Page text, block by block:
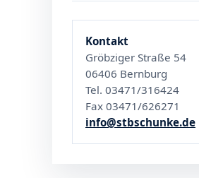
Kontakt
Gröbziger Straße 54
06406 Bernburg
Tel. 03471/316424
Fax 03471/626271
info@stbschunke.de